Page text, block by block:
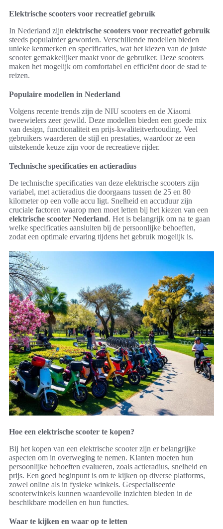
Elektrische scooters voor recreatief gebruik
In Nederland zijn elektrische scooters voor recreatief gebruik
steeds populairder geworden. Verschillende modellen bieden
unieke kenmerken en specificaties, wat het kiezen van de juiste
scooter gemakkelijker maakt voor de gebruiker. Deze scooters
maken het mogelijk om comfortabel en efficiënt door de stad te
reizen.
Populaire modellen in Nederland
Volgens recente trends zijn de NIU scooters en de Xiaomi
tweewielers zeer gewild. Deze modellen bieden een goede mix
van design, functionaliteit en prijs-kwaliteitverhouding. Veel
gebruikers waarderen de stijl en prestaties, waardoor ze een
uitstekende keuze zijn voor de recreatieve rijder.
Technische specificaties en actieradius
De technische specificaties van deze elektrische scooters zijn
variabel, met actieradius die doorgaans tussen de 25 en 80
kilometer op een volle accu ligt. Snelheid en accuduur zijn
cruciale factoren waarop men moet letten bij het kiezen van een
elektrische scooter Nederland. Het is belangrijk om na te gaan
welke specificaties aansluiten bij de persoonlijke behoeften,
zodat een optimale ervaring tijdens het gebruik mogelijk is.
Hoe een elektrische scooter te kopen?
Bij het kopen van een elektrische scooter zijn er belangrijke
aspecten om in overweging te nemen. Klanten moeten hun
persoonlijke behoeften evalueren, zoals actieradius, snelheid en
prijs. Een goed beginpunt is om te kijken op diverse platforms,
zowel online als in fysieke winkels. Gespecialiseerde
scooterwinkels kunnen waardevolle inzichten bieden in de
beschikbare modellen en hun functies.
Waar te kijken en waar op te letten